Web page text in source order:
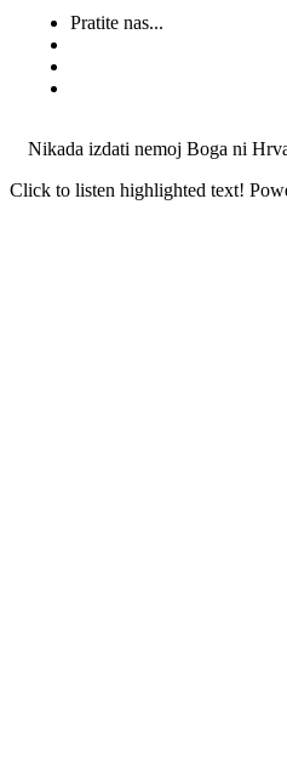
Pratite nas...
Nikada izdati nemoj Boga ni
Click to listen highlighted text!